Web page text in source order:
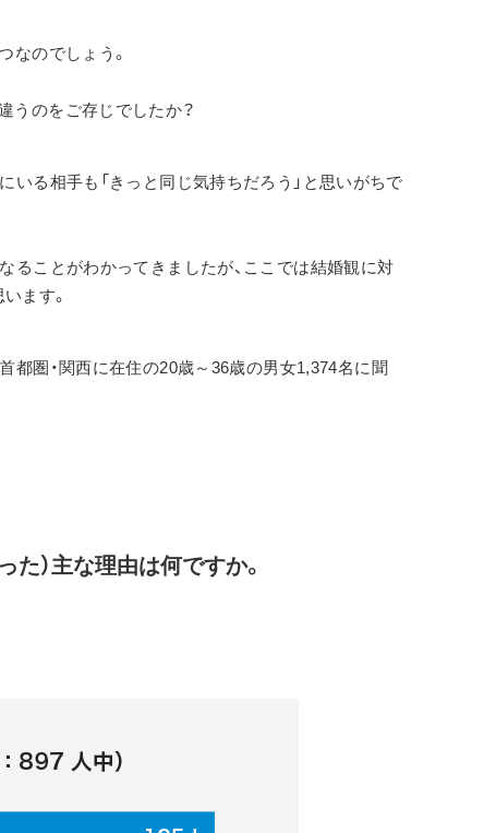
なのでしょう。
うのをご存じでしたか？
いる相手も「きっと同じ気持ちだろう」と思いがちで
ることがわかってきましたが、ここでは結婚観に対
ます。
都圏・関西に在住の20歳～36歳の男女1,374名に聞
た）主な理由は何ですか。